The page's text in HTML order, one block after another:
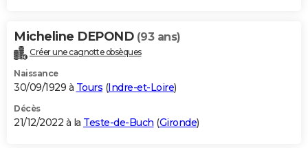
Micheline DEPOND (93 ans)
Créer une cagnotte obsèques
Naissance
30/09/1929 à Tours (Indre-et-Loire)
Décès
21/12/2022 à la Teste-de-Buch (Gironde)